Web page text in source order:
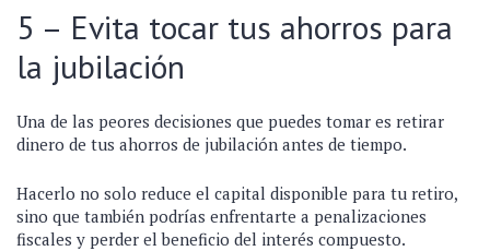
5 – Evita tocar tus ahorros para
la jubilación
Una de las peores decisiones que puedes tomar es retirar
dinero de tus ahorros de jubilación antes de tiempo.
Hacerlo no solo reduce el capital disponible para tu retiro,
sino que también podrías enfrentarte a penalizaciones
fiscales y perder el beneficio del interés compuesto.